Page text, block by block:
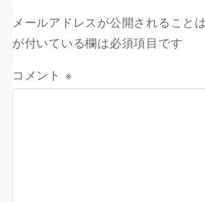
メールアドレスが公開されること
が付いている欄は必須項目です
コメント ※